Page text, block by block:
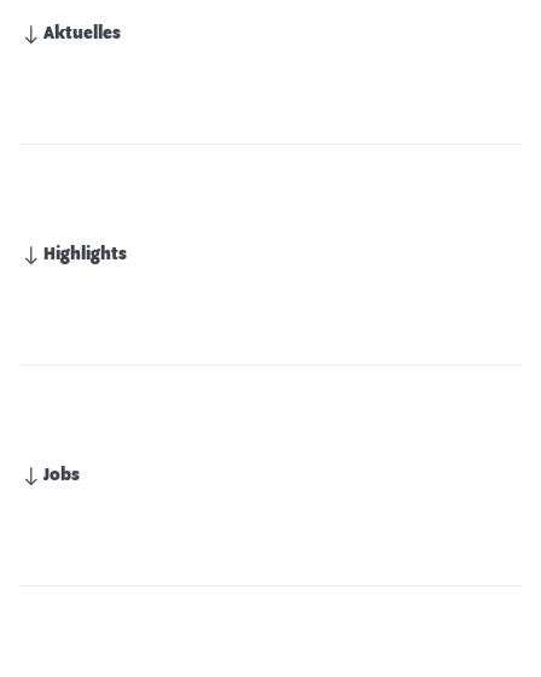
Aktuelles
Highlights
Jobs